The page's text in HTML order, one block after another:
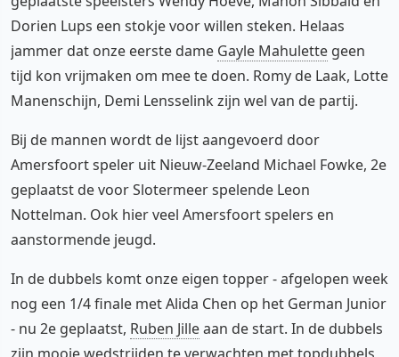
Dorien Lups een stokje voor willen steken. Helaas
jammer dat onze eerste dame Gayle Mahulette geen
tijd kon vrijmaken om mee te doen. Romy de Laak, Lotte
Manenschijn, Demi Lensselink zijn wel van de partij.
Bij de mannen wordt de lijst aangevoerd door
Amersfoort speler uit Nieuw-Zeeland Michael Fowke, 2e
geplaatst de voor Slotermeer spelende Leon
Nottelman. Ook hier veel Amersfoort spelers en
aanstormende jeugd.
In de dubbels komt onze eigen topper - afgelopen week
nog een 1/4 finale met Alida Chen op het German Junior
- nu 2e geplaatst, Ruben Jilleaan de start. In de dubbels